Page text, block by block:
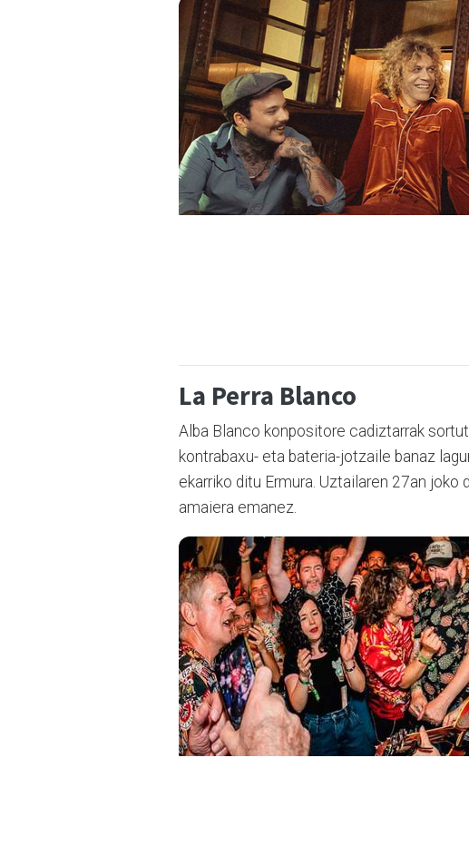
La Perra Blanco
Alba Blanco konpositore cadiztarrak
kontrabaxu- eta bateria-jotzaile banaz
ekarriko ditu Ermura. Uztailaren 27an joko
amaiera emanez.